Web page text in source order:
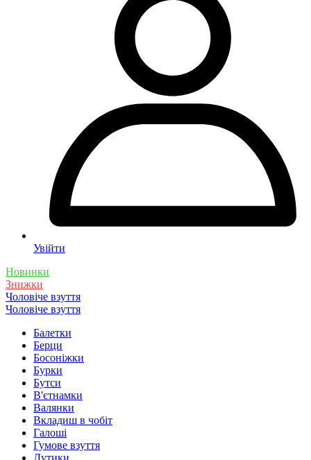
Увійти
Новинки
Знижки
Чоловіче взуття
Чоловіче взуття
Балетки
Берци
Босоніжки
Бурки
Бутси
В'єтнамки
Валянки
Вкладиш в чобіт
Галоші
Гумове взуття